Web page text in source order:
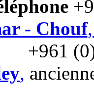
léphone
- Chouf
+961
,